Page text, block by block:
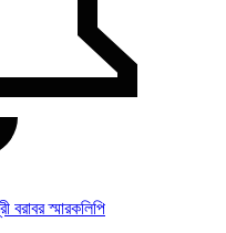
বরাবর স্মারকলিপি